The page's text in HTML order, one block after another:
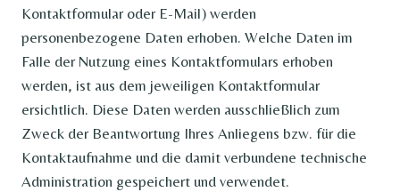
Kontaktformular oder E-Mail) werden
personenbezogene Daten erhoben. Welche Daten im
Falle der Nutzung eines Kontaktformulars erhoben
werden, ist aus dem jeweiligen Kontaktformular
ersichtlich. Diese Daten werden ausschließlich zum
Zweck der Beantwortung Ihres Anliegens bzw. für die
Kontaktaufnahme und die damit verbundene technische
Administration gespeichert und verwendet.